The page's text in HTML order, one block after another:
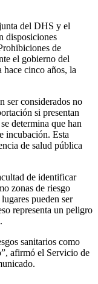
del DHS y el
disposiciones
de
el gobierno del
cinco años, la
ser considerados no
si presentan
determina que han
incubación. Esta
de salud pública
de identificar
zonas de riesgo
pueden ser
representa un peligro
sanitarios como
afirmó el Servicio de